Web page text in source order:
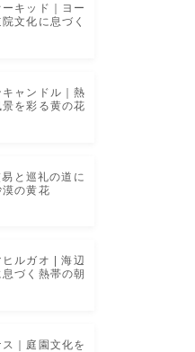
ーキッド｜ヨー
文化に息づく
ャンドル｜熱
を彩る黄の花
と巡礼の道に
の黄花
ルガオ | 海辺
づく熱帯の朝
｜庭園文化を